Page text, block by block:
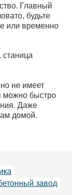
Главный
будьте
или временно
не имеет
можно быстро
Даже
домой.
завод